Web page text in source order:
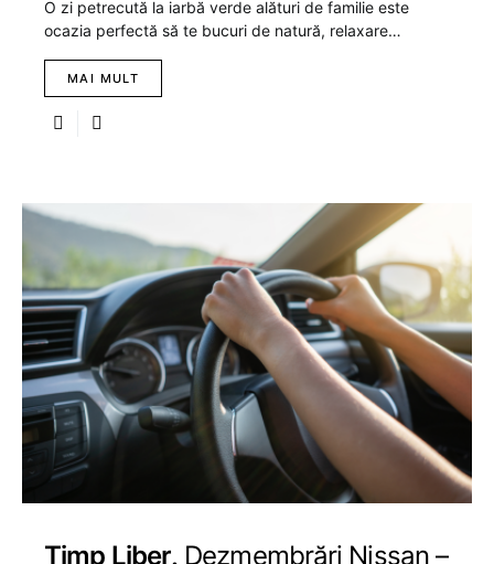
O zi petrecută la iarbă verde alături de familie este
ocazia perfectă să te bucuri de natură, relaxare…
MAI MULT
Timp Liber Dezmembrări Nissan –